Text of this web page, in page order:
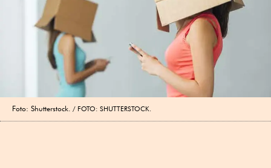
Foto: Shutterstock. FOTO: SHUTTERSTOCK.